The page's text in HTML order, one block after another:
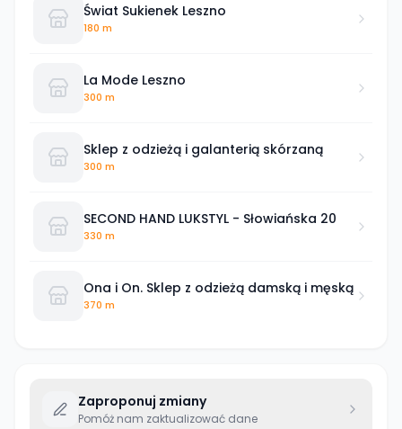
Świat Sukienek Leszno
180 m
La Mode Leszno
300 m
Sklep z odzieżą i galanterią skórzaną
300 m
SECOND HAND LUKSTYL - Słowiańska 20
330 m
Ona i On. Sklep z odzieżą damską i męską
370 m
Zaproponuj zmiany
Pomóż nam zaktualizować dane